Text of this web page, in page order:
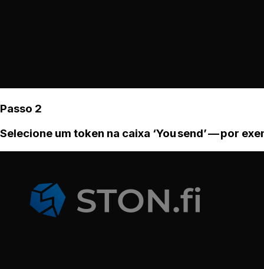
Passo 2
Selecione um token na caixa ‘You send’ — por